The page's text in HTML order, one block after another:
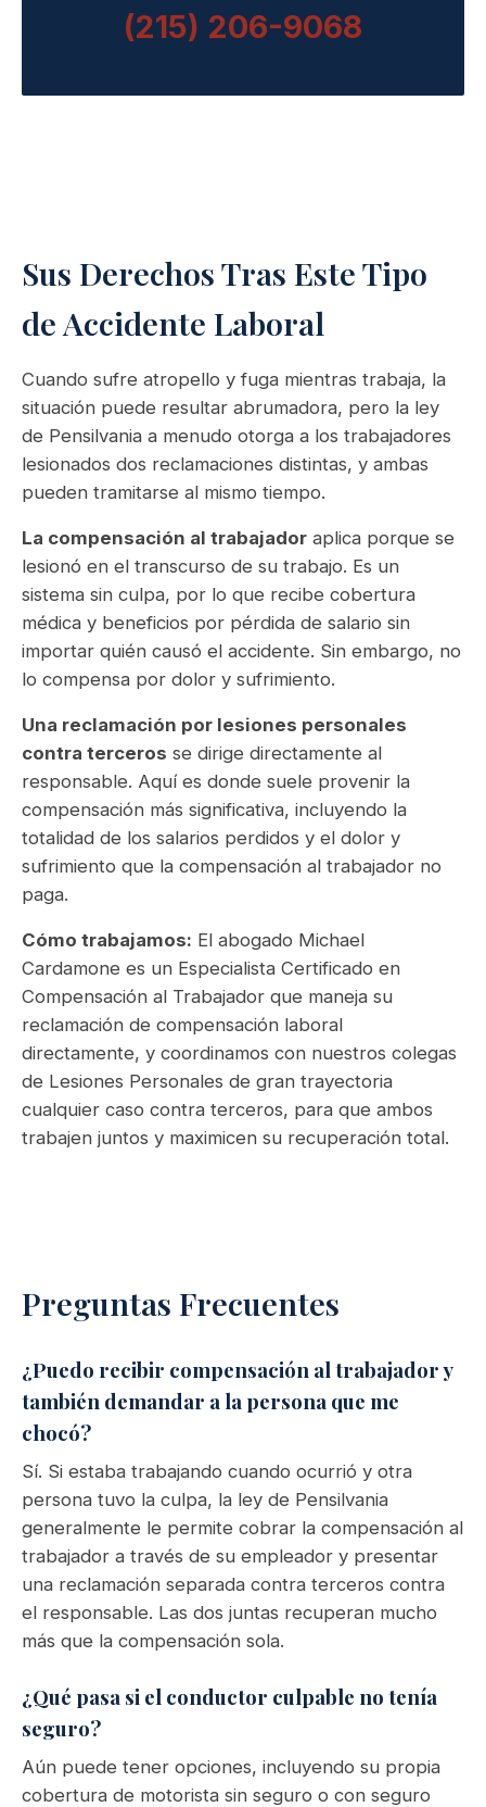
(215) 206-9068
Sus Derechos Tras Este Tipo
de Accidente Laboral
Cuando sufre atropello y fuga mientras trabaja, la
situación puede resultar abrumadora, pero la ley
de Pensilvania a menudo otorga a los trabajadores
lesionados dos reclamaciones distintas, y ambas
pueden tramitarse al mismo tiempo.
La compensación al trabajador aplica porque se
lesionó en el transcurso de su trabajo. Es un
sistema sin culpa, por lo que recibe cobertura
médica y beneficios por pérdida de salario sin
importar quién causó el accidente. Sin embargo, no
lo compensa por dolor y sufrimiento.
Una reclamación por lesiones personales
contra terceros se dirige directamente al
responsable. Aquí es donde suele provenir la
compensación más significativa, incluyendo la
totalidad de los salarios perdidos y el dolor y
sufrimiento que la compensación al trabajador no
paga.
Cómo trabajamos: El abogado Michael
Cardamone es un Especialista Certificado en
Compensación al Trabajador que maneja su
reclamación de compensación laboral
directamente, y coordinamos con nuestros colegas
de Lesiones Personales de gran trayectoria
cualquier caso contra terceros, para que ambos
trabajen juntos y maximicen su recuperación total.
Preguntas Frecuentes
¿Puedo recibir compensación al trabajador y
también demandar a la persona que me
chocó?
Sí. Si estaba trabajando cuando ocurrió y otra
persona tuvo la culpa, la ley de Pensilvania
generalmente le permite cobrar la compensación al
trabajador a través de su empleador y presentar
una reclamación separada contra terceros contra
el responsable. Las dos juntas recuperan mucho
más que la compensación sola.
¿Qué pasa si el conductor culpable no tenía
seguro?
Aún puede tener opciones, incluyendo su propia
cobertura de motorista sin seguro o con seguro